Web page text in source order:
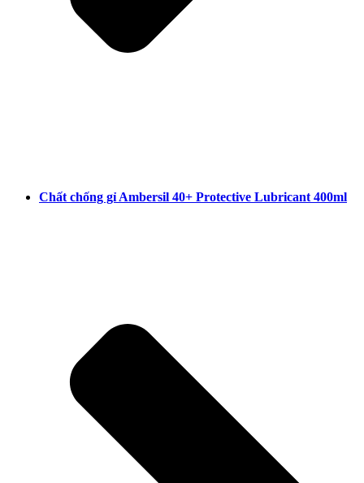
Chất chống gỉ Ambersil 40+ Protective Lubricant 400ml